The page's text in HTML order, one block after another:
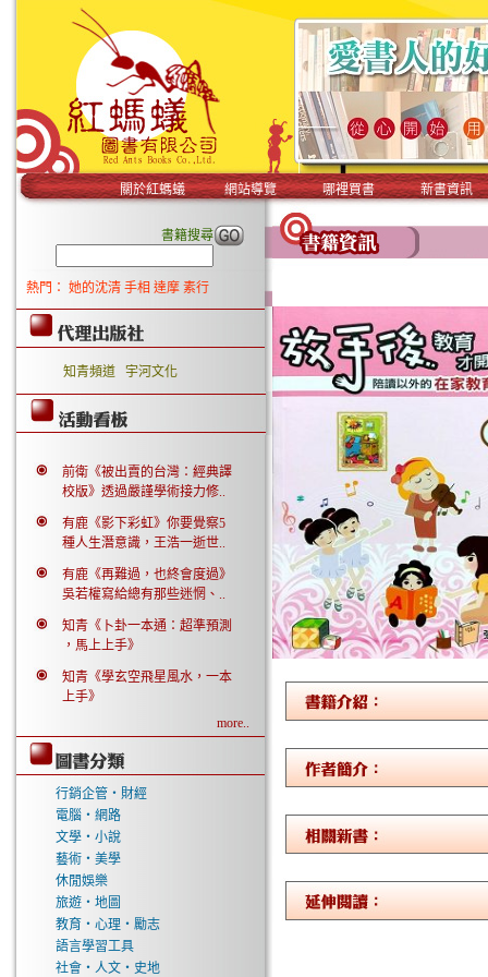
關於紅螞蟻 網站導覽 哪裡買書 新書資訊
書籍搜尋
熱門： 她的沈清 手相 達摩 素行
知青頻道 宇河文化
前衛《被出賣的台灣：經典譯
校版》透過嚴謹學術接力修..
有鹿《影下彩虹》你要覺察5
種人生潛意識，王浩一逝世..
有鹿《再難過，也終會度過》
吳若權寫給總有那些迷惘、..
知青《卜卦一本通：超準預測
，馬上上手》
知青《學玄空飛星風水，一本
上手》
more..
行銷企管‧財經
電腦‧網路
文學‧小說
藝術‧美學
休閒娛樂
旅遊‧地圖
教育‧心理‧勵志
語言學習工具
社會‧人文‧史地